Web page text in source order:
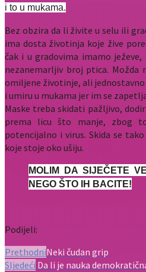
i to u mukama.
Bez obzira da li živite u selu ili
ima dosta životinja koje žive
čak i u gradovima imamo
nezanemarljiv broj ptica. Možda
omiljene životinje, ali
i umiru u mukama jer im se
Maske treba skidati pažljivo,
prema licu što manje, zbog
potencijalno i virus. Skida se
koje stoje oko ušiju.
MOLIM DA SIJEČETE
NEGO ŠTO IH BACITE!
Podijeli:
PrethodniNeki čudan grip
Sljedeći Da li je nauka